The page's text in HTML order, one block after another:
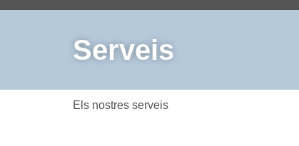
Serveis
Els nostres serveis